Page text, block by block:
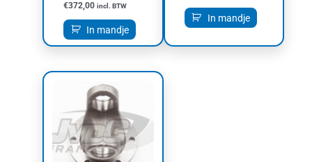
€372,00 incl. BTW
In mandje
In mandje